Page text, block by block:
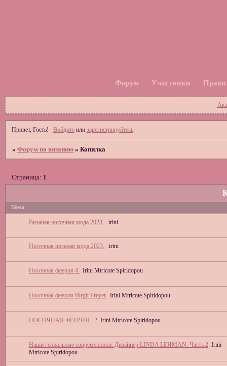
Форум Участники
Привет, Гость! Войдитеили зарегистрируйтесь.
» Форум по вязанию » Копилка
Страница: 1
Тема
Вязаная носочная мода 2023. .irini
Носочная вязаная мода 2023. .irini
Носочная феерия 4. Irini Mtricote Spiridopou
Носочная феерия Birgit Freyer. Irini Mtricote Spiridopou
НОСОЧНАЯ ФЕЕРИЯ - 2 Irini Mtricote Spiridopou
Наши гениальные современники. Дизайнер LINDA LEΗMAN. Часть 2 Irini
Mtricote Spiridopou